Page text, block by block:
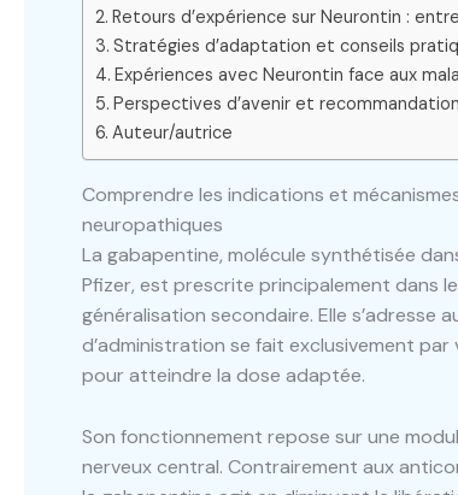
Retours d’expérience sur Neurontin :
Stratégies d’adaptation et conseils
Expériences avec Neurontin face aux
Perspectives d’avenir et
Auteur/autrice
Comprendre les indications et
neuropathiques
La gabapentine, molécule synthétisée
Pfizer, est prescrite principalement dans
généralisation secondaire. Elle s’adresse
d’administration se fait exclusivement
pour atteindre la dose adaptée.
Son fonctionnement repose sur une
nerveux central. Contrairement aux